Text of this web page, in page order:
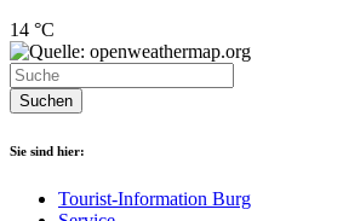
14 °C
Suchen
Sie sind hier:
Tourist-Information Burg